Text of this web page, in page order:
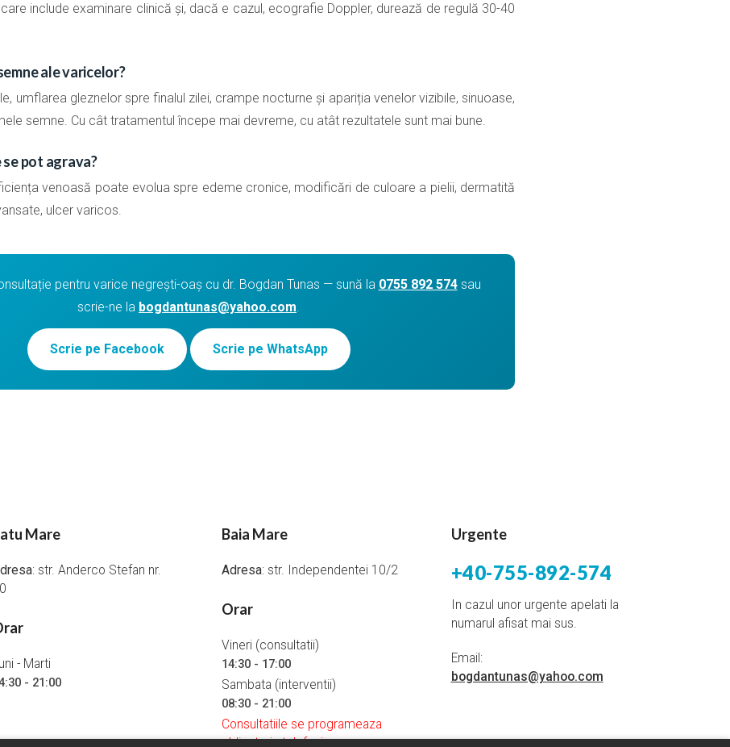
include examinare clinică și, dacă e cazul, ecografie Doppler, durează de regulă 30-40
ale varicelor?
umflarea gleznelor spre finalul zilei, crampe nocturne și apariția venelor vizibile, sinuoase,
semne. Cu cât tratamentul începe mai devreme, cu atât rezultatele sunt mai bune.
pot agrava?
venoasă poate evolua spre edeme cronice, modificări de culoare a pielii, dermatită
ulcer varicos.
pentru varice negrești-oaș cu dr. Bogdan Tunas — sună la 0755 892 574sau
scrie-ne la bogdantunas@yahoo.com.
Scrie pe Facebook Scrie pe WhatsApp
Mare
: str. Anderco Stefan nr.
- Marti
- 21:00
Baia Mare
Adresa: str. Independentei 10/2
Orar
Vineri (consultatii)
14:30 - 17:00
Sambata (interventii)
08:30 - 21:00
Consultatiile se programeaza
obligatoriu telefonic.
Urgente
+40-755-892-574
In cazul unor urgente apelati la
numarul afisat mai sus.
Email:
bogdantunas@yahoo.com